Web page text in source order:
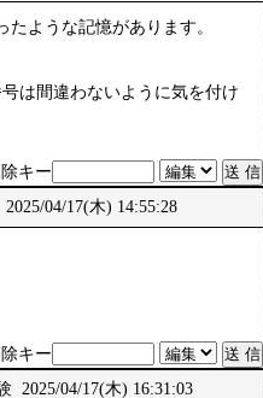
ような記憶があります。
は間違わないように気を付け
キー
04/17(木) 14:55:28
キー
2025/04/17(木) 16:31:03